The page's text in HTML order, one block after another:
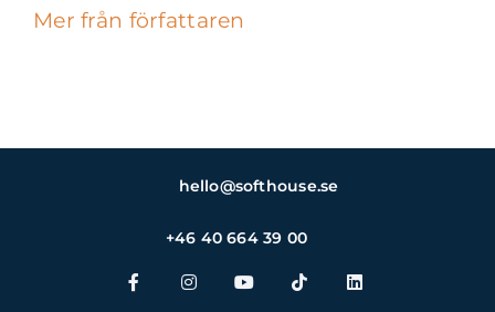
Mer från författaren
hello@softhouse.se
+46 40 664 39 00